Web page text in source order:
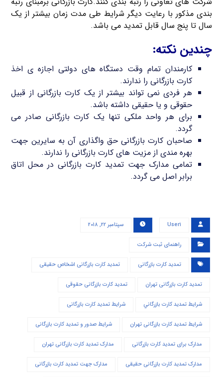
بندی مذکور با رعایت دیگر شرایط طی مدت زمان بیشتر از یک
سال تا پنج سال قابل تمدید می باشد.
چندین نکته:
کارمندان تمام وقت دستگاه های دولتی اجازه ی اخذ
کارت بازرگانی را ندارند.
هر فردی نمی تواند بیشتر از یک کارت بازرگانی از قبیل
حقوقی و یا حقیقی داشته باشد.
برای هر واحد ملکی تنها یک کارت بازرگانی صادر می
گردد.
صاحبان کارت بازرگانی حق واگذاری آن به سایرین جهت
بهره مندی از مزیت های کارت بازرگانی را ندارند.
تمامی مدارک جهت تمدید کارت بازرگانی در محل اتاق
برابر اصل می گردد.
User۱ سپتامبر ۲۲, ۲۰۱۸
راهنمای ثبت شرکت
تمدید کارت بازرگانی تمدید کارت بازرگانی اشخاص حقیقی
تمدید کارت بازرگانی تهران تمدید کارت بازرگانی حقوقی
شرايط تمديد كارت بازرگاني شرایط تمدید کارت بازرگانی
شرایط تمدید کارت بازرگانی تهران شرایط صدور و تمدید کارت بازرگانی
مدارک برای تمدید کارت بازرگانی مدارک تمدید کارت بازرگانی تهران
مدارک تمدید کارت بازرگانی حقیقی مدارک جهت تمدید کارت بازرگانی